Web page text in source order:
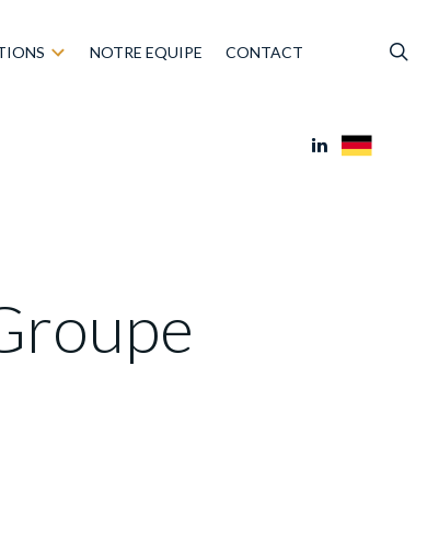
NOTRE EQUIPE CONTACT